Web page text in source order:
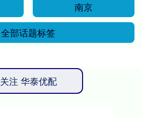
南京
全部话题标签
关注 华泰优配